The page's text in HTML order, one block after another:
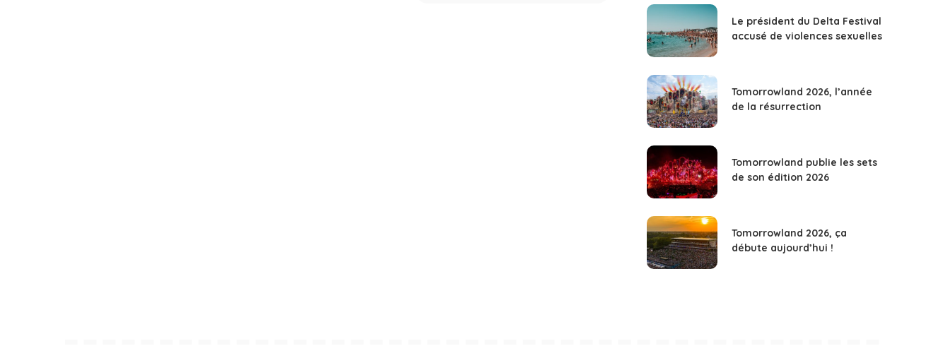
Le président du Delta Festival
accusé de violences sexuelles
Tomorrowland 2026, l’année
de la résurrection
Tomorrowland publie les sets
de son édition 2026
Tomorrowland 2026, ça
débute aujourd’hui !